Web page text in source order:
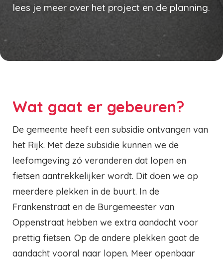
lees je meer over het project en de planning.
Wat gaat er gebeuren?
De gemeente heeft een subsidie ontvangen van
het Rijk. Met deze subsidie kunnen we de
leefomgeving zó veranderen dat lopen en
fietsen aantrekkelijker wordt. Dit doen we op
meerdere plekken in de buurt. In de
Frankenstraat en de Burgemeester van
Oppenstraat hebben we extra aandacht voor
prettig fietsen. Op de andere plekken gaat de
aandacht vooral naar lopen. Meer openbaar